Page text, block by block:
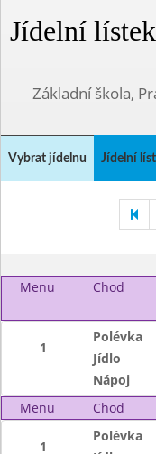
Jídelní lístek
Základní škola,
Vybrat jídelnu Jídelní
Menu Chod
1
Polévka
Jídlo
Nápoj
Menu
Chod
1
Polévka